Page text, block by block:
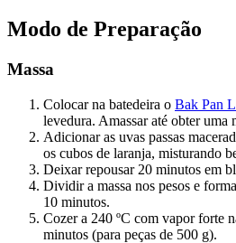
Modo de Preparação
Massa
Colocar na batedeira o Bak Pan
levedura. Amassar até obter uma
Adicionar as uvas passas
os cubos de laranja, misturando
Deixar repousar 20 minutos em
Dividir a massa nos pesos e
10 minutos.
Cozer a 240 ºC com vapor forte
minutos (para peças de 500 g).